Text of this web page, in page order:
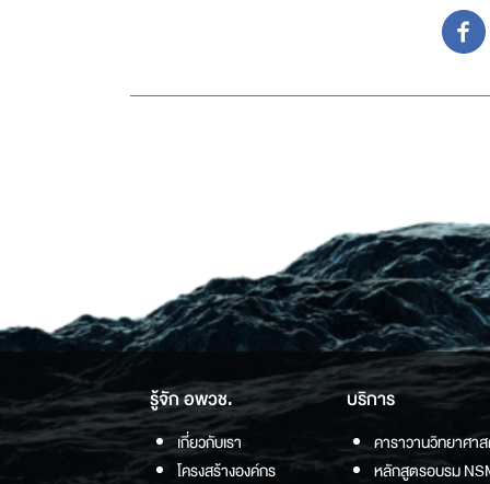
รู้จัก อพวช.
เกี่ยวกับเรา
โครงสร้างองค์กร
บริการ
คาราวานวิทยาศา
หลักสูตรอบรม